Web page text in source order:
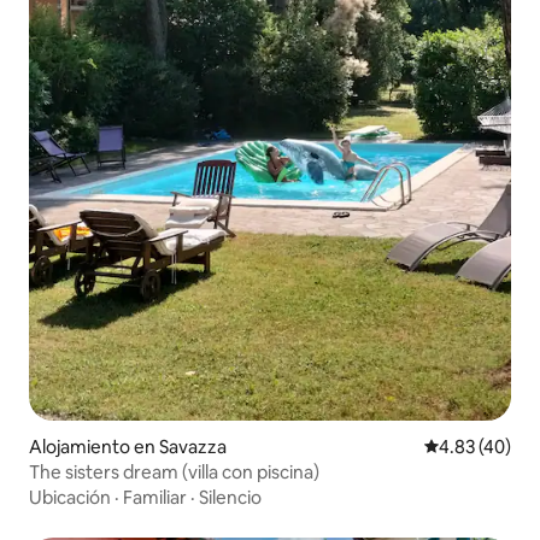
Alojamiento en Savazza Calificación
4.83 (40)
The sisters dream (villa con piscina)
Ubicación · Familiar · Silencio